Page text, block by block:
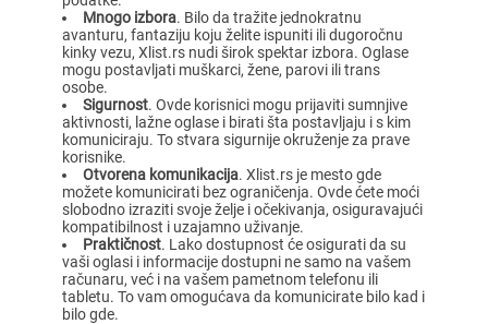
Mnogo izbora. Bilo da tražite jednokratnu
avanturu, fantaziju koju želite ispuniti ili dugoročnu
kinky vezu, Xlist.rs nudi širok spektar izbora. Oglase
mogu postavljati muškarci, žene, parovi ili trans
osobe.
Sigurnost. Ovde korisnici mogu prijaviti sumnjive
aktivnosti, lažne oglase i birati šta postavljaju i s kim
komuniciraju. To stvara sigurnije okruženje za prave
korisnike.
Otvorena komunikacija. Xlist.rs je mesto gde
možete komunicirati bez ograničenja. Ovde ćete moći
slobodno izraziti svoje želje i očekivanja, osiguravajući
kompatibilnost i uzajamno uživanje.
Praktičnost. Lako dostupnost će osigurati da su
vaši oglasi i informacije dostupni ne samo na vašem
računaru, već i na vašem pametnom telefonu ili
tabletu. To vam omogućava da komunicirate bilo kad i
bilo gde.